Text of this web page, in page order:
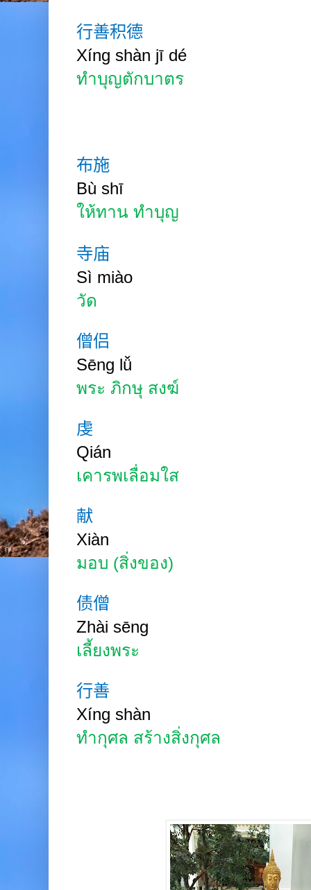
行善积德
Xíng shàn jī dé
ทำบุญตักบาตร
布施
Bù shī
ให้ทาน ทำบุญ
寺庙
Sì miào
วัด
僧侣
Sēng lǚ
พระ ภิกษุ สงฆ์
虔
Qián
เคารพเลื่อมใส
献
Xiàn
มอบ (สิ่งของ)
债僧
Zhài sēng
เลี้ยงพระ
行善
Xíng shàn
ทำกุศล สร้างสิ่งกุศล